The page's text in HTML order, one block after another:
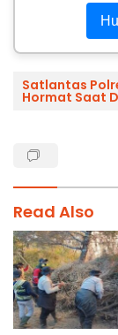
Satlantas
Hormat Saat
Read Also